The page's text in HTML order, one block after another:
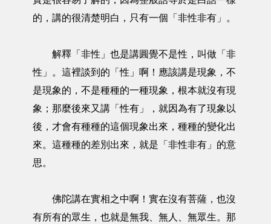
的，講的很清楚明白，只有一個「非性非有」。
解釋「非性」也是講圓覺不是性，叫做「非
性」。這裡談到的「性」啊！應該講是現象，不
是現象的，不是種種的一種現象，根本就沒有現
象；那麼後來又講「性有」，就因為有了現象以
後，才會有種種的這個現象出來，種種的變化出
來。這種種的差別出來，就是「非性非有」的意
思。
佛陀講在實相之中啊！實在沒有菩薩，也沒
有所有的眾生，也就是無我、無人、無眾生。那